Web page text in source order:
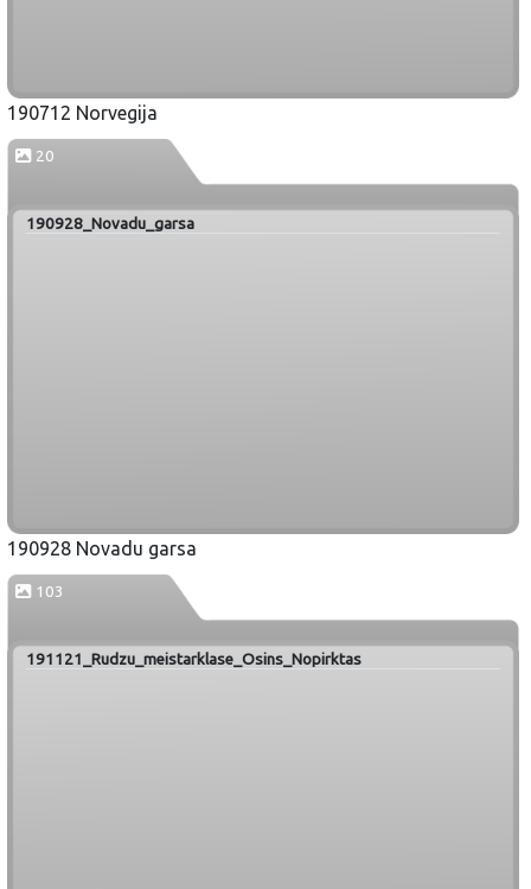
190712 Norvegija
20
190928_Novadu_garsa
190928 Novadu garsa
103
191121_Rudzu_meistarklase_Osins_Nopirktas